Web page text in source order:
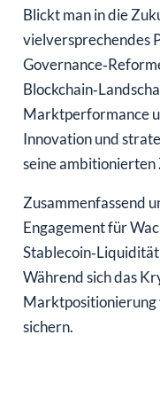
Blickt man in die
vielversprechendes
Marktperformance
Innovation und
seine ambitionierten
Zusammenfassend
Engagement für
Während sich das
Marktpositionierung
sichern.